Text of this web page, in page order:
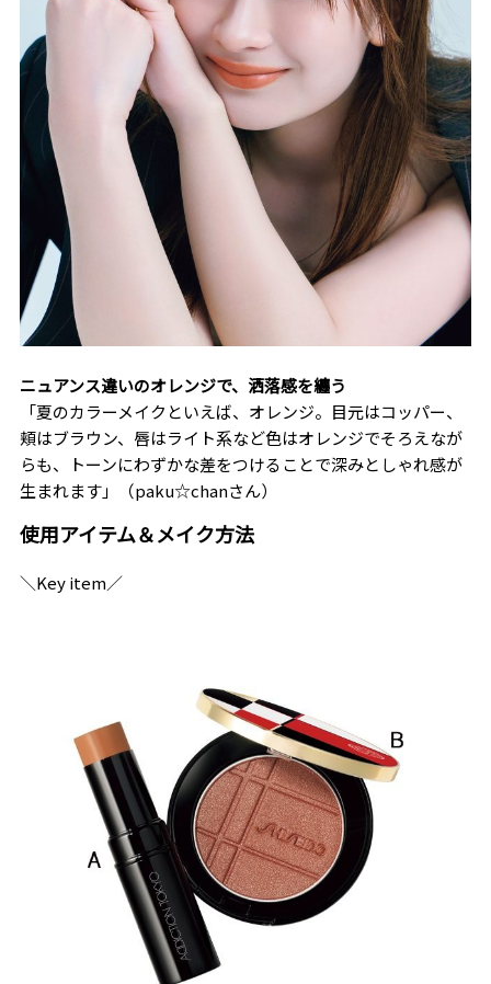
ニュアンス違いのオレンジで、洒落感を纏う
「夏のカラーメイクといえば、オレンジ。目元はコッパー、
頬はブラウン、唇はライト系など色はオレンジでそろえなが
らも、トーンにわずかな差をつけることで深みとしゃれ感が
生まれます」（paku☆chanさん）
使用アイテム＆メイク方法
＼Key item／